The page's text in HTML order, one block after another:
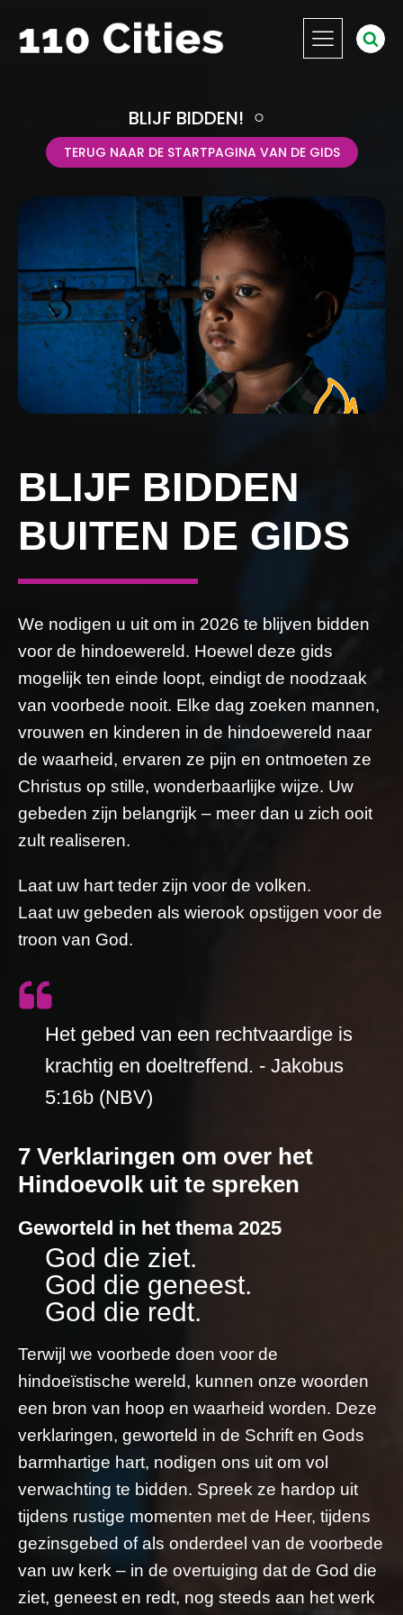
BLIJF BIDDEN!
TERUG NAAR DE STARTPAGINA VAN DE GIDS
BLIJF BIDDEN
BUITEN DE GIDS
We nodigen u uit om in 2026 te blijven bidden
voor de hindoewereld. Hoewel deze gids
mogelijk ten einde loopt, eindigt de noodzaak
van voorbede nooit. Elke dag zoeken mannen,
vrouwen en kinderen in de hindoewereld naar
de waarheid, ervaren ze pijn en ontmoeten ze
Christus op stille, wonderbaarlijke wijze. Uw
gebeden zijn belangrijk – meer dan u zich ooit
zult realiseren.
Laat uw hart teder zijn voor de volken.
Laat uw gebeden als wierook opstijgen voor de
troon van God.
Het gebed van een rechtvaardige is
krachtig en doeltreffend. - Jakobus
5:16b (NBV)
7 Verklaringen om over het
Hindoevolk uit te spreken
Geworteld in het thema 2025
God die ziet.
God die geneest.
God die redt.
Terwijl we voorbede doen voor de
hindoeïstische wereld, kunnen onze woorden
een bron van hoop en waarheid worden. Deze
verklaringen, geworteld in de Schrift en Gods
barmhartige hart, nodigen ons uit om vol
verwachting te bidden. Spreek ze hardop uit
tijdens rustige momenten met de Heer, tijdens
gezinsgebed of als onderdeel van de voorbede
van uw kerk – in de overtuiging dat de God die
ziet, geneest en redt, nog steeds aan het werk